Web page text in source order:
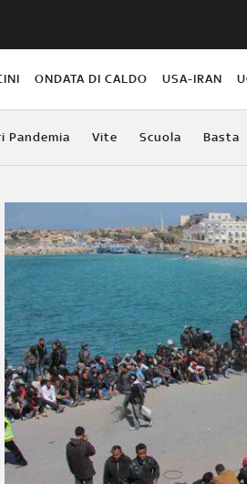
ONDATA DI CALDO USA-IRAN
Pandemia Vite Scuola Basta